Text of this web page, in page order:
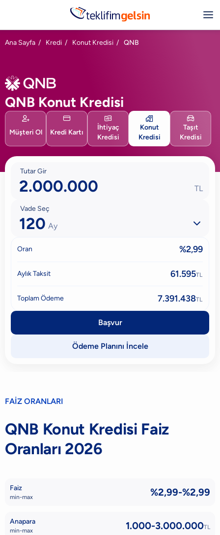
Ana Sayfa / Kredi / Konut Kredisi / QNB
QNB Konut Kredisi

Müşteri Ol

Kredi Kartı

İhtiyaç
Kredisi

Konut
Kredisi

Taşıt
Kredisi
Tutar Gir
TL
Vade Seç
120 Ay 
Oran %2,99
Aylık Taksit 61.595TL
Toplam Ödeme 7.391.438TL
Ödeme Planını İncele
Başvur
FAİZ ORANLARI
QNB Konut Kredisi Faiz
Oranları 2026
Faiz
min-max %2,99-%2,99
Anapara
min-max 1.000-3.000.000TL